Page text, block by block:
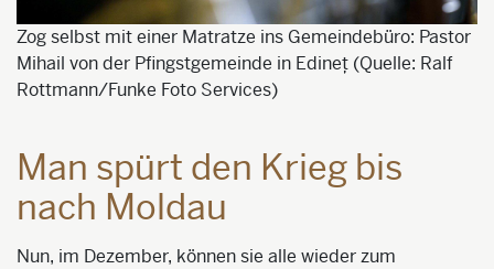
Zog selbst mit einer Matratze ins Gemeindebüro: Pastor
Mihail von der Pfingstgemeinde in Edineț (Quelle: Ralf
Rottmann/Funke Foto Services)
Man spürt den Krieg bis
nach Moldau
Nun, im Dezember, können sie alle wieder zum